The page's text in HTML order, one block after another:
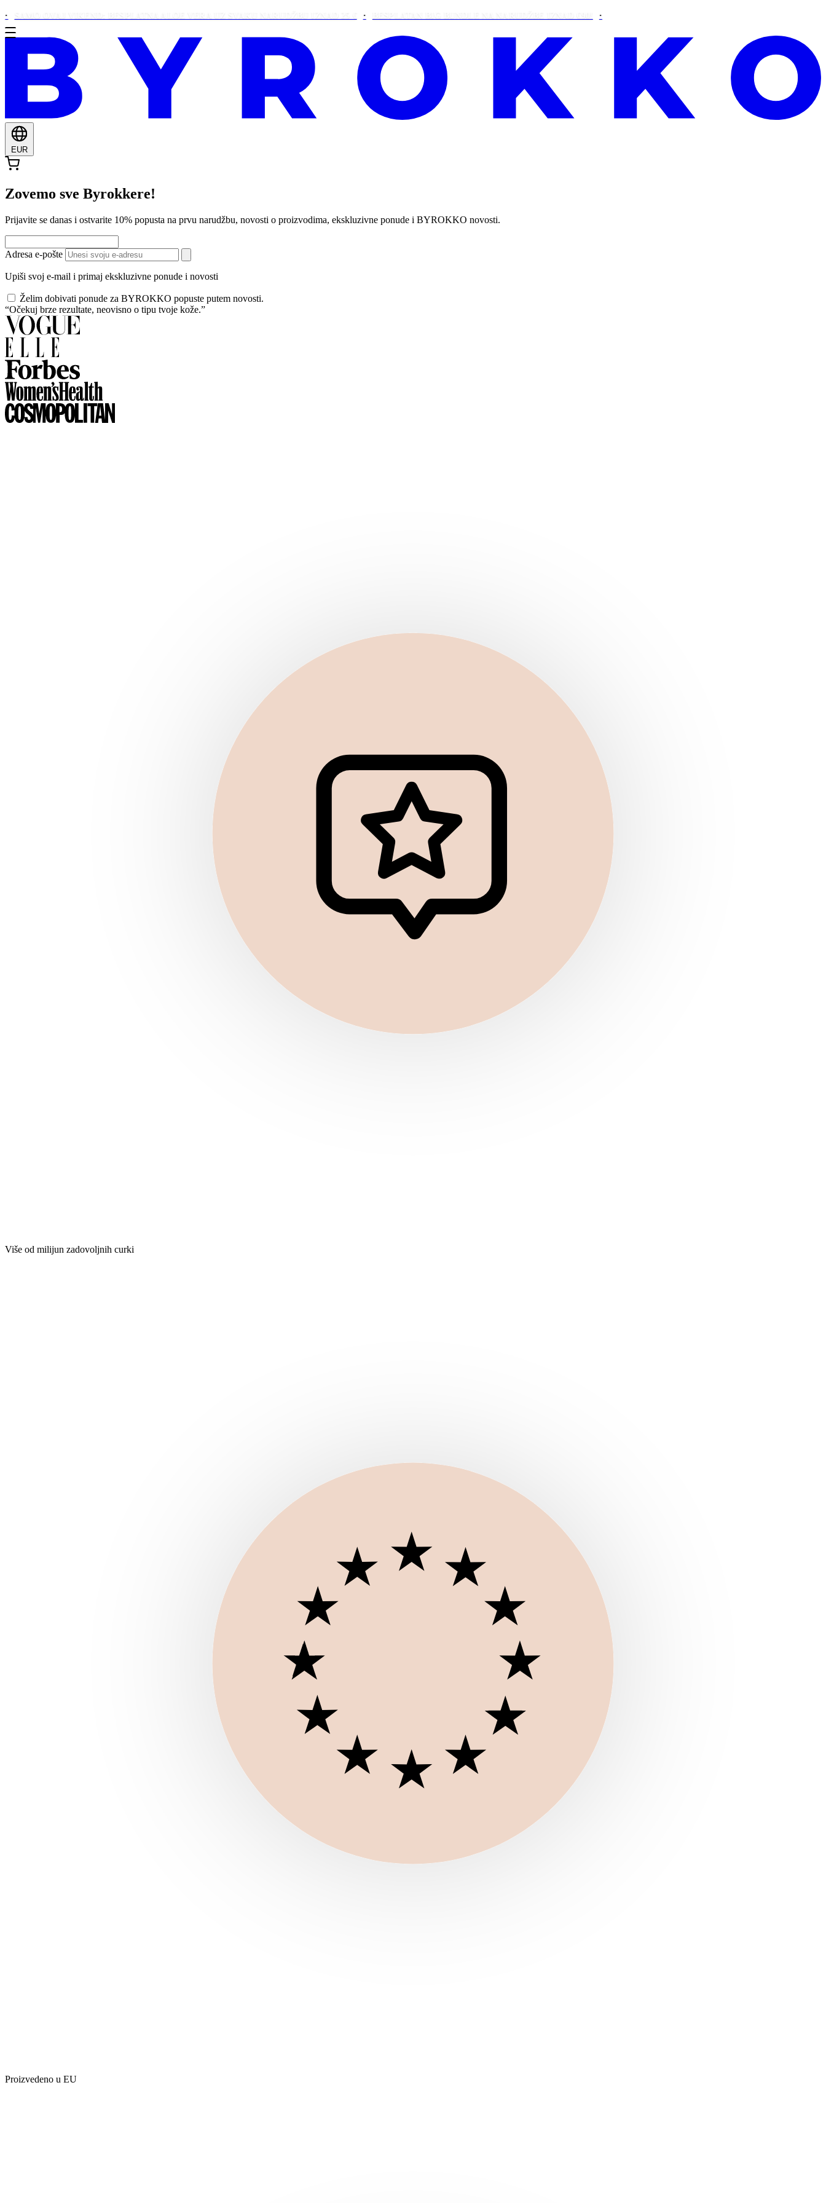
OVAJ VIKEND: BESPLATNA ALOE VERA UZ SVAKU NARUDŽBU IZNAD 25 € BESPLATAN BIG BUNDLE NA NARUDŽBE IZNAD €90! SAMO OVAJ VIKEND: BESPLATNA ALOE VERA UZ
EUR
Zovemo sve Byrokkere!
Prijavite se danas i ostvarite 10% popusta na prvu narudžbu, novosti o proizvodima, ekskluzivne ponude i BYROKKO novosti.
Adresa e-pošte
Upiši svoj e-mail i primaj ekskluzivne ponude i novosti
Želim dobivati ponude za BYROKKO popuste putem novosti.
“Očekuj brze rezultate, neovisno o tipu tvoje kože.”
Više od milijun zadovoljnih curki
Proizvedeno u EU